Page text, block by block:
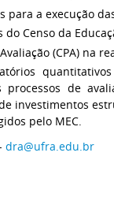
a execução
do Censo da
(CPA) na
processos de
investimentos
pelo MEC.
dra@ufra.edu.br